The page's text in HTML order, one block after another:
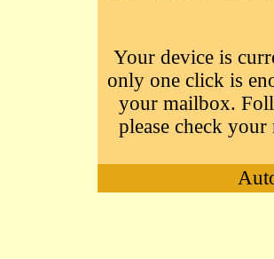
Your device is
only one click is
your mailbox.
please check